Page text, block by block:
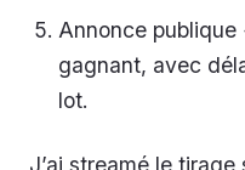
Annonce publique
gagnant, avec
lot.